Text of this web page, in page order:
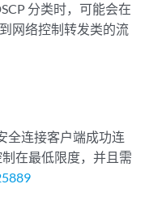
分类时，可能会在
网络控制转发类的流
全连接客户端成功连
在最低限度，并且需